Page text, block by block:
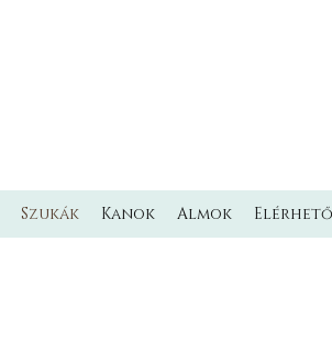
Szukák Kanok Almok Elérhető